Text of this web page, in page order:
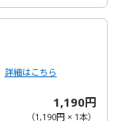
詳細はこちら
1,190円
（1,190円× 1本）